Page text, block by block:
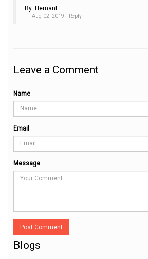
By: Hemant
Aug 02, 2019 Reply
Leave a Comment
Name
Email
Message
Post Comment
Blogs